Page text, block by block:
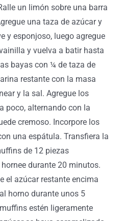
un limón sobre una barra
una taza de azúcar y
y esponjoso, luego agregue
y vuelva a batir hasta
bayas con ¼ de taza de
restante con la masa
y la sal. Agregue los
poco, alternando con la
cremoso. Incorpore los
una espátula. Transfiera la
de 12 piezas
durante 20 minutos.
el azúcar restante encima
horno durante unos 5
estén ligeramente